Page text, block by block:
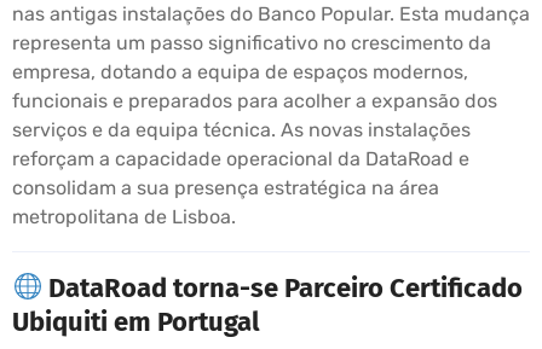
nas antigas instalações do Banco Popular. Esta mudança
representa um passo significativo no crescimento da
empresa, dotando a equipa de espaços modernos,
funcionais e preparados para acolher a expansão dos
serviços e da equipa técnica. As novas instalações
reforçam a capacidade operacional da DataRoad e
consolidam a sua presença estratégica na área
metropolitana de Lisboa.
DataRoad torna-se Parceiro Certificado
Ubiquiti em Portugal